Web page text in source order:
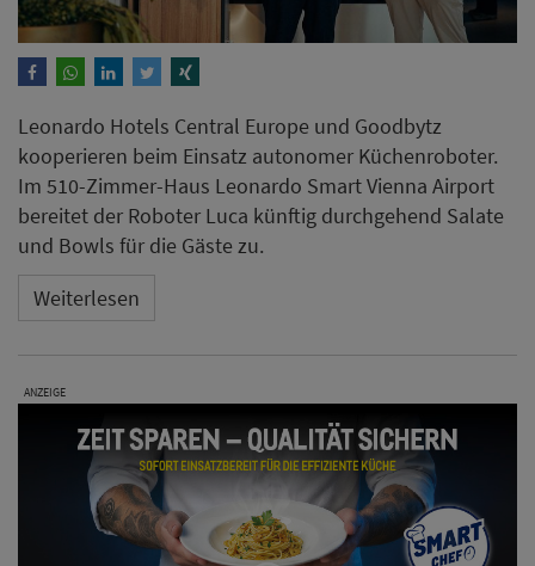
Leonardo Hotels Central Europe und Goodbytz
kooperieren beim Einsatz autonomer Küchenroboter.
Im 510-Zimmer-Haus Leonardo Smart Vienna Airport
bereitet der Roboter Luca künftig durchgehend Salate
und Bowls für die Gäste zu.
Weiterlesen
ANZEIGE